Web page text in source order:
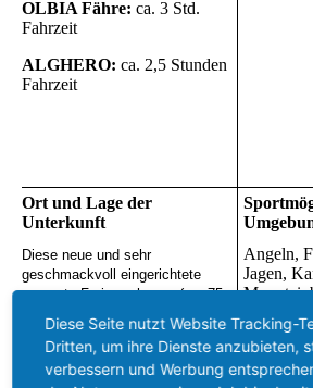
OLBIA Fähre: ca. 3 Std.
Fahrzeit
ALGHERO: ca. 2,5 Stunden
Fahrzeit
Ort und Lage der
Unterkunft
Diese neue und sehr
geschmackvoll eingerichtete
separate Ferienwohnung (ca. 75
Zentrum von dem idyllischen
FerienortVILLASIMIUS(ca.
3.500 Ew.). Sämtliche Service-
Angeln,
Jagen,
Tauchen,
Wandern,
Diese Seite nutzt Website Tracking-
Dritten, um ihre Dienste anzubieten,
verbessern und Werbung